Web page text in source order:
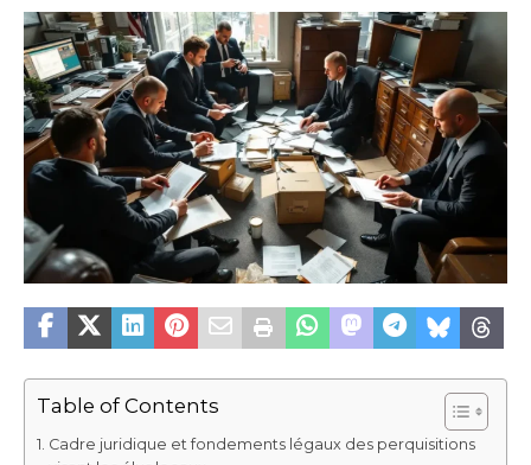
Table of Contents
Cadre juridique et fondements légaux des perquisitions